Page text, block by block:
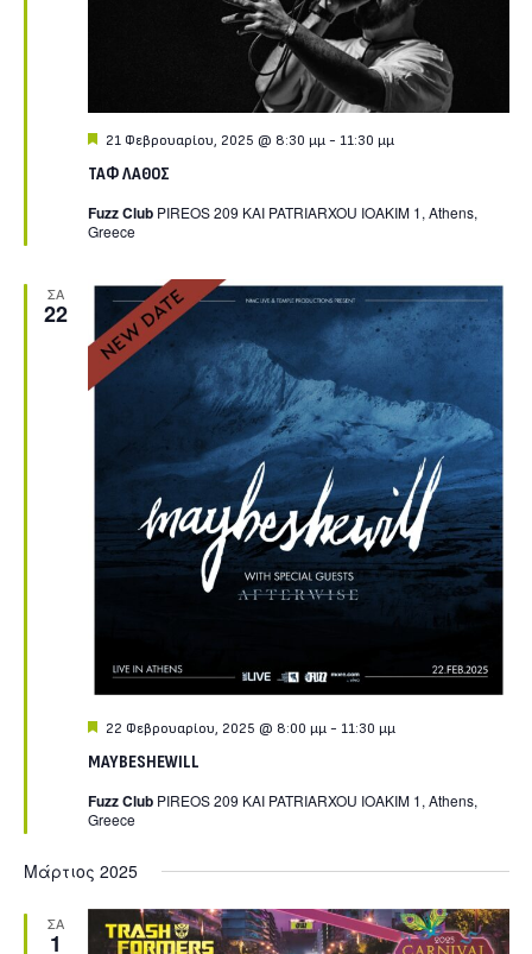
ΤΑΦ ΛΑΘΟΣ
Featured
21 Φεβρουαρίου, 2025 @ 8:30 μμ- 11:30 μμ
Fuzz Club PIREOS 209 KAI PATRIARXOU IOAKIM 1, Athens,
Greece
ΣΑ
22
MAYBESHEWILL
Featured
22 Φεβρουαρίου, 2025 @ 8:00 μμ- 11:30 μμ
Fuzz Club PIREOS 209 KAI PATRIARXOU IOAKIM 1, Athens,
Greece
Μάρτιος 2025
ΣΑ
1